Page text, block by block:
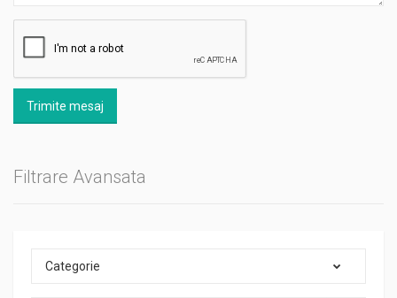
Trimite mesaj
Filtrare Avansata
Categorie